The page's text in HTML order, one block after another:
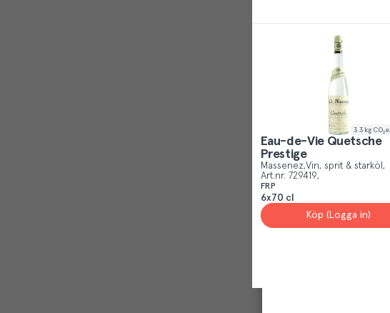
3.3 kg
Eau-de-Vie Quetsche
Prestige
Massenez Vin, sprit & starköl
Art.nr. 729419
FRP
6x70 cl
Köp (Logga in)